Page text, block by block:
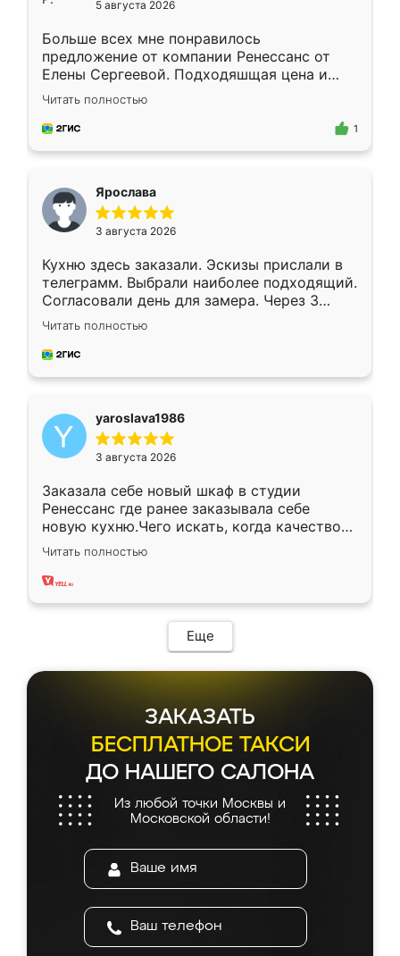
5 августа 2026
Больше всех мне понравилось
предложение от компании Ренессанс от
Елены Сергеевой. Подходяшщая цена и
короткие сроки изготовления. Приехавший
для замера сотрудник Владислав
предложил по моему эскизу самый
Читать полностью
1
Ярослава
3 августа 2026
Кухню здесь заказали. Эскизы прислали в
телеграмм. Выбрали наиболее подходящий.
Согласовали день для замера. Через 3
недели кухня была уже готова. Остались
довольны работой. Спасибо Ренессанс
мебель за качественную работу!
Читать полностью
yaroslava1986
3 августа 2026
Заказала себе новый шкаф в студии
Ренессанс где ранее заказывала себе
новую кухню.Чего искать, когда качеством
вполне довольна. Служит кухня уже почти
два года, нареканий нет.
Читать полностью
Еще
ЗАКАЗАТЬ
БЕСПЛАТНОЕ ТАКСИ
ДО НАШЕГО САЛОНА
Из любой точки Москвы и
Московской области!